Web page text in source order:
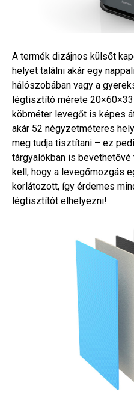
A termék dizájnos külsőt
helyet találni akár egy
hálószobában vagy a
légtisztító mérete 20×60×33
köbméter levegőt is képes
akár 52 négyzetméteres
meg tudja tisztítani – ez
tárgyalókban is
kell, hogy a levegőmozgás
korlátozott, így érdemes
légtisztítót elhelyezni!